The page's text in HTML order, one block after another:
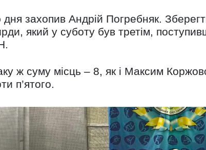
захопив Андрій Погребняк.
який у суботу був третім,
ж суму місць – 8, як і Максим
п’ятого.